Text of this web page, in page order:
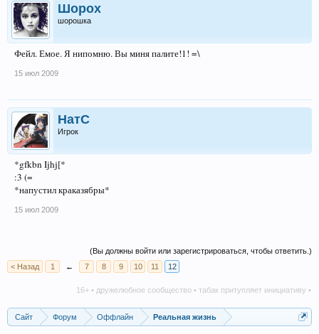
Шорох
шорошка
Фейл. Емое. Я нипомню. Вы миня палите!1! =\
15 июл 2009
НатС
Игрок
*gfkbn Ijhj[*
:3 (=
*напустил краказябры*
15 июл 2009
(Вы должны войти или зарегистрироваться, чтобы ответить.)
< Назад
1 ← 7 8 9 10 11 12
16+ • дружелюбное сообщество • табак притупляет инициативу •
Сайт Форум Оффлайн Реальная жизнь